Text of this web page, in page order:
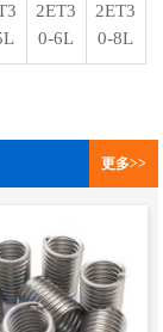
2ET3
0-6L
2ET3
0-8L
更多>>